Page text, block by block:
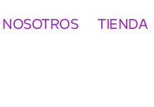
TIENDA